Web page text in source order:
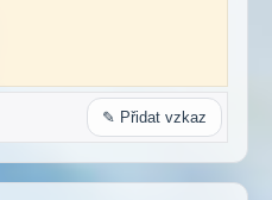
✎ Přidat vzkaz